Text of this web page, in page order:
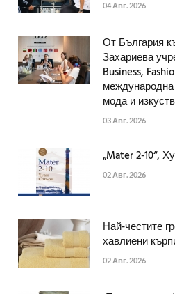
04 Авг. 2026
От България
Захариева
Business,
мода и
03 Авг. 2026
„Mater 2-10“,
02 Авг. 2026
Най-честите
хавлиени
02 Авг. 2026